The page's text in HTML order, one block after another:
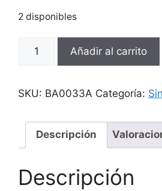
2 disponibles
Ram
Ddr3l
Sodimm
1600
1.35v
cantidad
Añadir al carrito
SKU: BA0033A Categoría:
Descripción
Descripción